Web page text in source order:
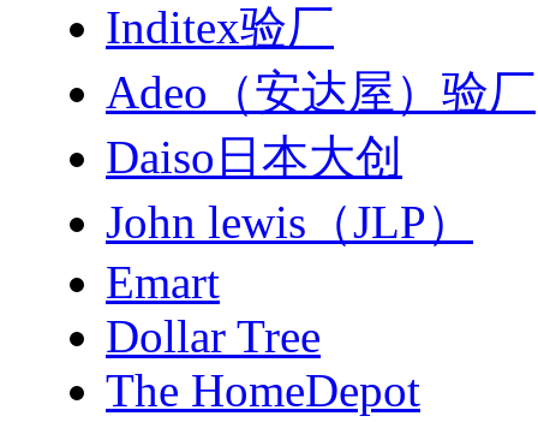
Inditex验厂
Adeo（安达屋）验厂
Daiso日本大创
John lewis（JLP）
Emart
Dollar Tree
The HomeDepot